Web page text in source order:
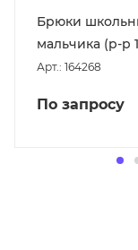
Брюки
мальчика (р-р
Арт.: 164268
По запросу